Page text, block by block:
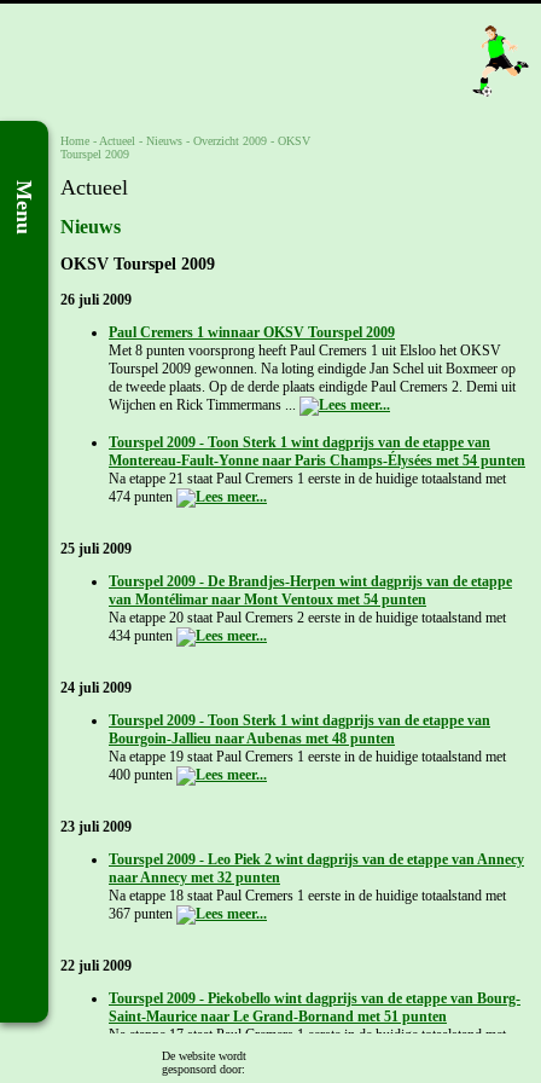
Menu
Home - Actueel - Nieuws - Overzicht 2009 - OKSV
Tourspel 2009
Actueel
Nieuws
OKSV Tourspel 2009
26 juli 2009
Paul Cremers 1 winnaar OKSV Tourspel 2009
Met 8 punten voorsprong heeft Paul Cremers 1 uit Elsloo het OKSV
Tourspel 2009 gewonnen. Na loting eindigde Jan Schel uit Boxmeer op
de tweede plaats. Op de derde plaats eindigde Paul Cremers 2. Demi uit
Wijchen en Rick Timmermans ...
Tourspel 2009 - Toon Sterk 1 wint dagprijs van de etappe van
Montereau-Fault-Yonne naar Paris Champs-Élysées met 54 punten
Na etappe 21 staat Paul Cremers 1 eerste in de huidige totaalstand met
474 punten
25 juli 2009
Tourspel 2009 - De Brandjes-Herpen wint dagprijs van de etappe
van Montélimar naar Mont Ventoux met 54 punten
Na etappe 20 staat Paul Cremers 2 eerste in de huidige totaalstand met
434 punten
24 juli 2009
Tourspel 2009 - Toon Sterk 1 wint dagprijs van de etappe van
Bourgoin-Jallieu naar Aubenas met 48 punten
Na etappe 19 staat Paul Cremers 1 eerste in de huidige totaalstand met
400 punten
23 juli 2009
Tourspel 2009 - Leo Piek 2 wint dagprijs van de etappe van Annecy
naar Annecy met 32 punten
Na etappe 18 staat Paul Cremers 1 eerste in de huidige totaalstand met
367 punten
22 juli 2009
Tourspel 2009 - Piekobello wint dagprijs van de etappe van Bourg-
Saint-Maurice naar Le Grand-Bornand met 51 punten
Na etappe 17 staat Paul Cremers 1 eerste in de huidige totaalstand met
341 puntenDe website wordt
gesponsord door: